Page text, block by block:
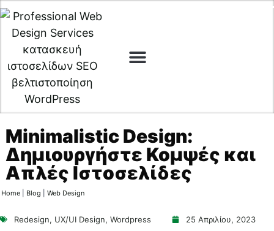
Minimalistic Design:
Δημιουργήστε Κομψές και
Απλές Ιστοσελίδες
Home| Blog Web Design
Redesign, UX/UI Design, Wordpress 25 Απριλίου, 2023